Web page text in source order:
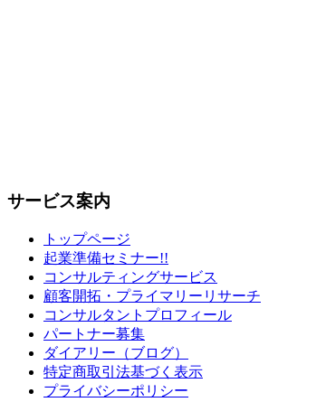
サービス案内
トップページ
起業準備セミナー!!
コンサルティングサービス
顧客開拓・プライマリーリサーチ
コンサルタントプロフィール
パートナー募集
ダイアリー（ブログ）
特定商取引法基づく表示
プライバシーポリシー